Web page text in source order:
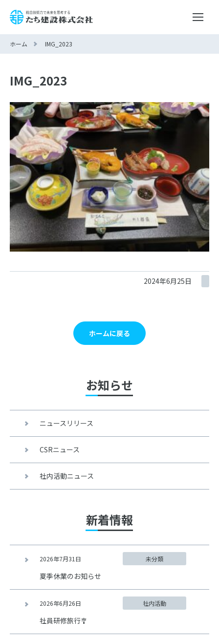
ホーム IMG_2023
IMG_2023
2024年6月25日
ホームに戻る
お知らせ
ニュースリリース
CSRニュース
社内活動ニュース
新着情報
2026年7月31日 未分類
夏季休業のお知らせ
2026年6月26日 社内活動
社員研修旅行🎐